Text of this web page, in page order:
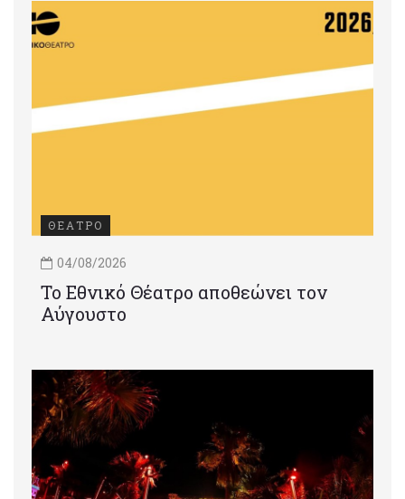
ΘΕΑΤΡΟ
04/08/2026
Το Εθνικό Θέατρο αποθεώνει τον
Αύγουστο